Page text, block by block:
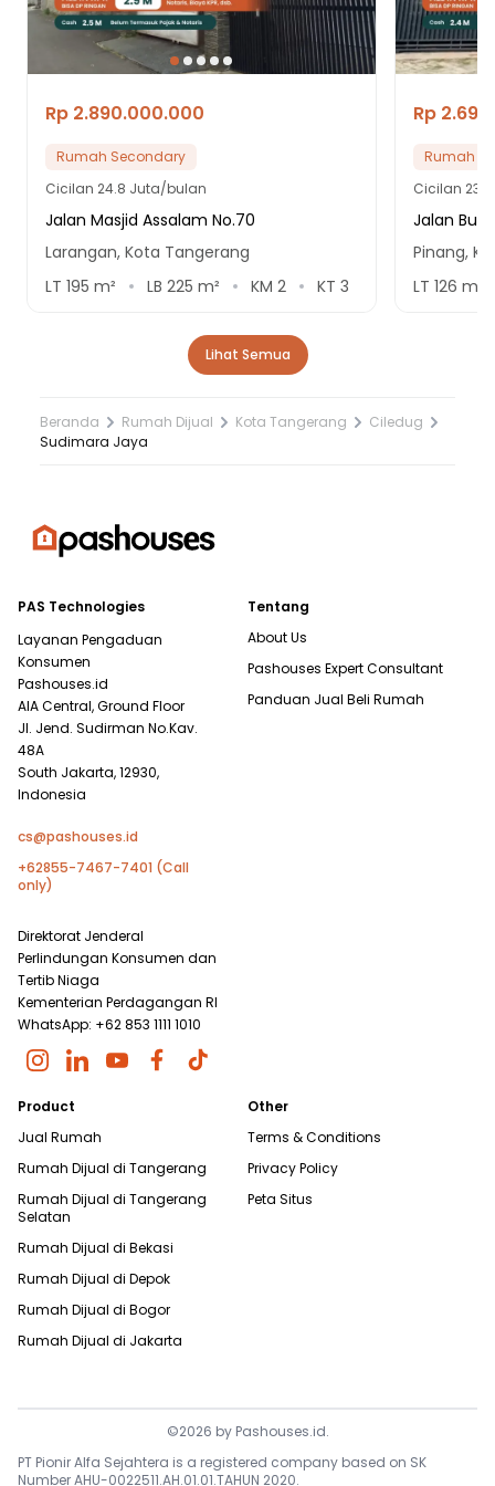
Rp 2.890.000.000
Rumah Secondary
Cicilan 24.8 Juta/bulan
Jalan Masjid Assalam No.70
Larangan, Kota Tangerang
LT 195 m² LB 225 m² KM 2 KT 3
Rp
Rumah
Cicilan
Jalan
Pinang,
LT 126 m²
Lihat Semua
Beranda Rumah Dijual Kota Tangerang
Ciledug
Sudimara Jaya
PAS Technologies
Layanan Pengaduan
Konsumen
Pashouses.id
AIA Central, Ground Floor
Jl. Jend. Sudirman No.Kav.
48A
South Jakarta, 12930,
Indonesia
cs@pashouses.id
+62855-7467-7401 (Call
only)
Direktorat Jenderal
Perlindungan Konsumen dan
Tertib Niaga
Kementerian Perdagangan RI
WhatsApp: +62 853 1111 1010
Tentang
About Us
Pashouses Expert Consultant
Panduan Jual Beli Rumah
Product
Jual Rumah
Rumah Dijual di Tangerang
Rumah Dijual di Tangerang
Selatan
Rumah Dijual di Bekasi
Rumah Dijual di Depok
Rumah Dijual di Bogor
Rumah Dijual di Jakarta
Other
Terms & Conditions
Privacy Policy
Peta Situs
©2026 by Pashouses.id.
PT Pionir Alfa Sejahtera is a registered company based on SK
Number AHU-0022511.AH.01.01.TAHUN 2020.